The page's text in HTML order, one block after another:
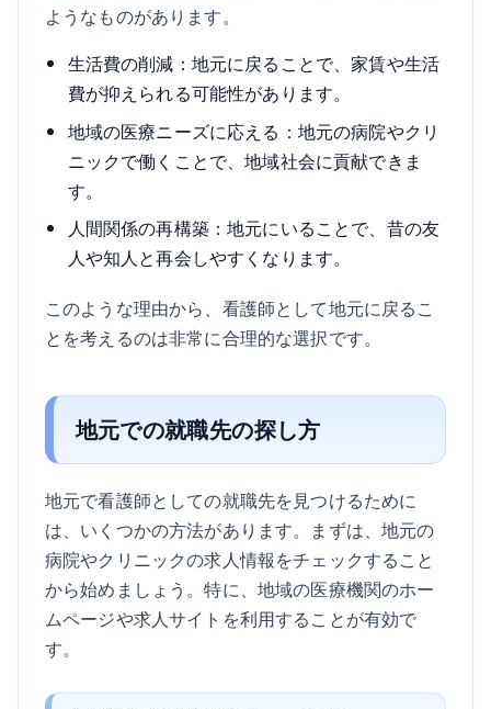
ようなものがあります。
生活費の削減：地元に戻ることで、家賃や生活
費が抑えられる可能性があります。
地域の医療ニーズに応える：地元の病院やクリ
ニックで働くことで、地域社会に貢献できま
す。
人間関係の再構築：地元にいることで、昔の友
人や知人と再会しやすくなります。
このような理由から、看護師として地元に戻るこ
とを考えるのは非常に合理的な選択です。
地元での就職先の探し方
地元で看護師としての就職先を見つけるために
は、いくつかの方法があります。まずは、地元の
病院やクリニックの求人情報をチェックすること
から始めましょう。特に、地域の医療機関のホー
ムページや求人サイトを利用することが有効で
す。